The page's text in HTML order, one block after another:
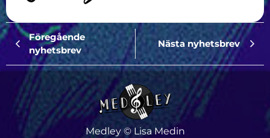
Föregående
nyhetsbrev
Nästa nyhetsbrev
Medley © Lisa Medin